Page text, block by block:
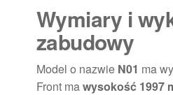
Wymiary i
zabudowy
Model o nazwie N01 ma
Front mawysokość 1997